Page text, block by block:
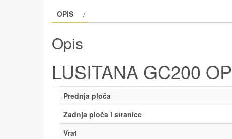
OPIS
Opis
LUSITANA GC200 OP
Prednja ploča
Zadnja ploča i stranice
Vrat